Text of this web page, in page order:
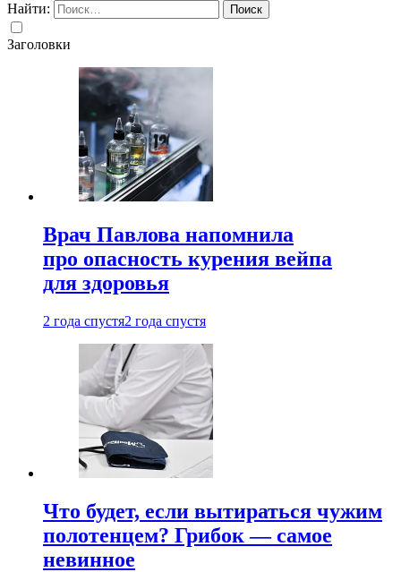
Найти:
Заголовки
Врач Павлова напомнила
про опасность курения вейпа
для здоровья
2 года спустя2 года спустя
Что будет, если вытираться чужим
полотенцем? Грибок — самое
невинное